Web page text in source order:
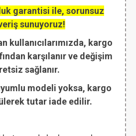
garantisi ile, sorunsuz
sunuyoruz!
kullanıcılarımızda, kargo
karşılanır ve değişim
sağlanır.
modeli yoksa, kargo
tutar iade edilir.